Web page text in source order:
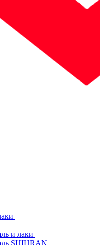
и лаки
SHIHRAN